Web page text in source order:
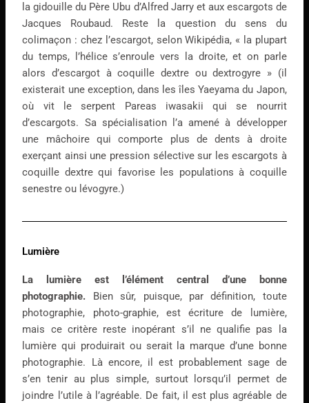
la gidouille du Père Ubu d’Alfred Jarry et aux escargots de
Jacques Roubaud. Reste la question du sens du
colimaçon : chez l’escargot, selon Wikipédia, « la plupart
du temps, l’hélice s’enroule vers la droite, et on parle
alors d’escargot à coquille dextre ou dextrogyre » (il
existerait une exception, dans les îles Yaeyama du Japon,
où vit le serpent Pareas iwasakii qui se nourrit
d’escargots. Sa spécialisation l’a amené à développer
une mâchoire qui comporte plus de dents à droite
exerçant ainsi une pression sélective sur les escargots à
coquille dextre qui favorise les populations à coquille
senestre ou lévogyre.)
Lumière
La lumière est l’élément central d’une bonne
photographie. Bien sûr, puisque, par définition, toute
photographie, photo-graphie, est écriture de lumière,
mais ce critère reste inopérant s’il ne qualifie pas la
lumière qui produirait ou serait la marque d’une bonne
photographie. Là encore, il est probablement sage de
s’en tenir au plus simple, surtout lorsqu’il permet de
joindre l’utile à l’agréable. De fait, il est plus agréable de